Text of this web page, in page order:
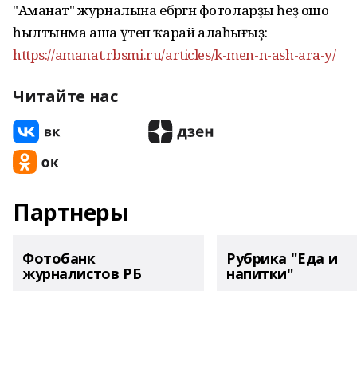
"Аманат" журналына ебәргән фотоларҙы һеҙ ошо
һылтынма аша үтеп ҡарай алаһығыҙ:
https://amanat.rbsmi.ru/articles/k-men-n-ash-ara-y/
Читайте нас
Партнеры
Фотобанк
журналистов РБ
Рубрика "Еда и
напитки"